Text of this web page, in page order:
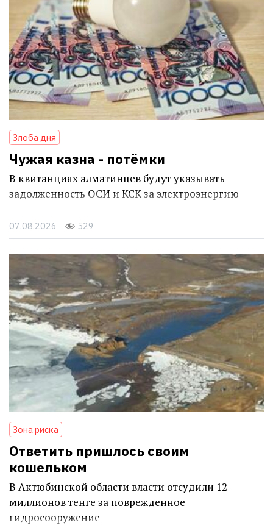
Злоба дня
Чужая казна - потёмки
В квитанциях алматинцев будут указывать
задолженность ОСИ и КСК за электроэнергию
07.08.2026 529
Зона риска
Ответить пришлось своим
кошельком
В Актюбинской области власти отсудили 12
миллионов тенге за поврежденное
гидросооружение